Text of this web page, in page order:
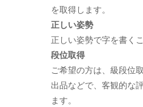
を取得します。
正しい姿勢
正しい姿勢で字を書く
段位取得
ご希望の方は、級段位
出品などで、客観的な
ます。